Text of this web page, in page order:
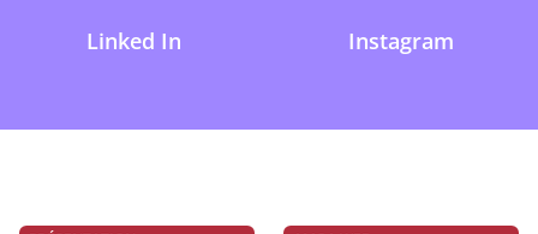
Linked In Instagram